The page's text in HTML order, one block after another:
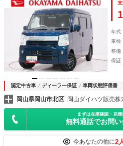
バッグ ＡＢＳ ティーゼットデオ
年式
車検
整備
保証
認定中古車 ディーラー保証 車両状態評価書
岡山県岡山市北区 岡山ダイハツ販売
まずは在庫確認・見積
無料通話でお問
今あなたの他に2